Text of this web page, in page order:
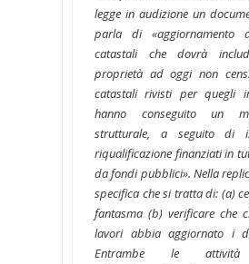
legge in audizione un
parla di «aggiornamento
catastali che dovrà
proprietà ad oggi non
catastali rivisti per quegli
hanno conseguito un
strutturale, a seguito di
riqualificazione finanziati in
da fondi pubblici». Nella
specifica che si tratta di: (a)
fantasma (b) verificare che
lavori abbia aggiornato i
Entrambe le attività